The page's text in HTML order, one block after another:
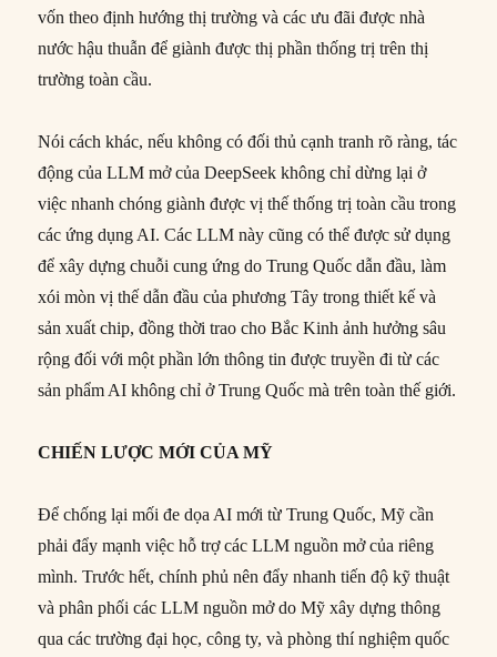
vốn theo định hướng thị trường và các ưu đãi được nhà
nước hậu thuẫn để giành được thị phần thống trị trên thị
trường toàn cầu.
Nói cách khác, nếu không có đối thủ cạnh tranh rõ ràng, tác
động của LLM mở của DeepSeek không chỉ dừng lại ở
việc nhanh chóng giành được vị thế thống trị toàn cầu trong
các ứng dụng AI. Các LLM này cũng có thể được sử dụng
để xây dựng chuỗi cung ứng do Trung Quốc dẫn đầu, làm
xói mòn vị thế dẫn đầu của phương Tây trong thiết kế và
sản xuất chip, đồng thời trao cho Bắc Kinh ảnh hưởng sâu
rộng đối với một phần lớn thông tin được truyền đi từ các
sản phẩm AI không chỉ ở Trung Quốc mà trên toàn thế giới.
CHIẾN LƯỢC MỚI CỦA MỸ
Để chống lại mối đe dọa AI mới từ Trung Quốc, Mỹ cần
phải đẩy mạnh việc hỗ trợ các LLM nguồn mở của riêng
mình. Trước hết, chính phủ nên đẩy nhanh tiến độ kỹ thuật
và phân phối các LLM nguồn mở do Mỹ xây dựng thông
qua các trường đại học, công ty, và phòng thí nghiệm quốc